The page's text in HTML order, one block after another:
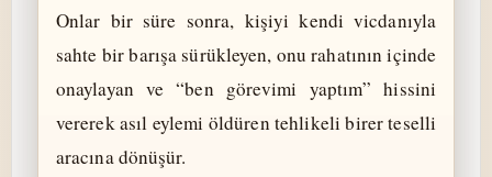
Onlar bir süre sonra, kişiyi kendi vicdanıyla
sahte bir barışa sürükleyen, onu rahatının içinde
onaylayan ve “ben görevimi yaptım” hissini
vererek asıl eylemi öldüren tehlikeli birer teselli
aracına dönüşür.